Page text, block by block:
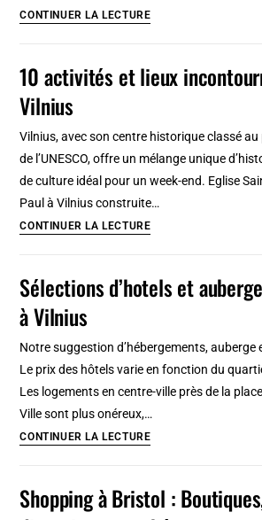
et
CONTINUER LA LECTURELieux
visiter
10 activités et lieux
Vilnius
Vilnius, avec son centre historique classé
de l’UNESCO, offre un mélange unique
de culture idéal pour un week-end. Eglise
Paul à Vilnius construite…
CONTINUER LA LECTURE10
lieux
Vilnius
Sélections d’hotels et
à Vilnius
Notre suggestion d’hébergements, auberge
Le prix des hôtels varie en fonction du
Les logements en centre-ville près de la
Ville sont plus onéreux,…
CONTINUER LA LECTURESélections
auberges
Shopping à Bristol :